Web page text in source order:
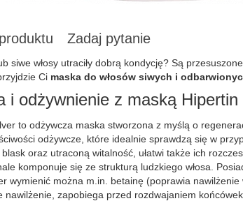
Zadaj pytanie
siwe włosy utraciły dobrą kondycję? Są
Ci maska do włosów siwych i
i odżywnienie z maską Hipertin
to odżywcza maska stworzona z myślą o
odżywcze, które idealnie sprawdzą się w
oraz utraconą witalność, ułatwi także ich
komponuje się ze strukturą ludzkiego włosa.
wymienić można m.in. betainę (poprawia
nawilżenie, zapobiega przed rozdwajaniem